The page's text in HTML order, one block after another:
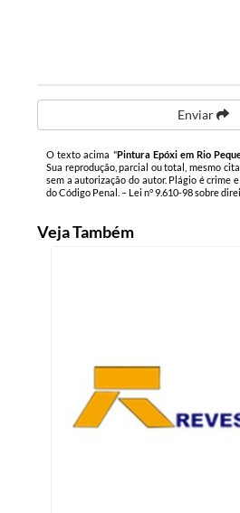
Enviar
O texto acima "Pintura Epóxi em Rio
Sua reprodução, parcial ou total, mesmo
sem a autorização do autor. Plágio é crime
do Código Penal. – Lei n° 9.610-98 sobre
Veja Também